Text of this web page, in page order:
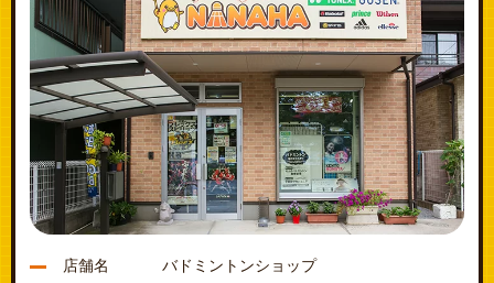
店舗名 バドミントンショップ